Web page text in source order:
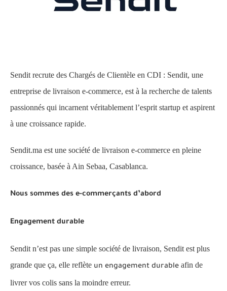
Sendit recrute des Chargés de Clientèle en CDI : Sendit, une
entreprise de livraison e-commerce, est à la recherche de talents
passionnés qui incarnent véritablement l’esprit startup et aspirent
à une croissance rapide.
Sendit.ma est une société de livraison e-commerce en pleine
croissance, basée à Ain Sebaa, Casablanca.
Nous sommes des e-commerçants d’abord
Engagement durable
Sendit n’est pas une simple société de livraison, Sendit est plus
grande que ça, elle reflète un engagement durable afin de
livrer vos colis sans la moindre erreur.